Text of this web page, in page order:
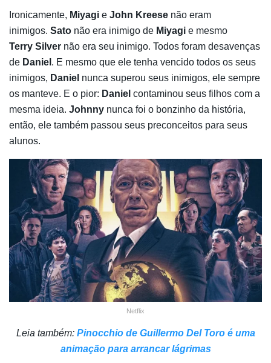
Ironicamente, Miyagi e John Kreese não eram
inimigos. Sato não era inimigo de Miyagi e mesmo
Terry Silver não era seu inimigo. Todos foram desavenças
de Daniel . E mesmo que ele tenha vencido todos os seus
inimigos, Daniel nunca superou seus inimigos, ele sempre
os manteve. E o pior: Daniel contaminou seus filhos com a
mesma ideia. Johnny nunca foi o bonzinho da história,
então, ele também passou seus preconceitos para seus
alunos.
Netflix
Leia também: Pinocchio de Guillermo Del Toro é uma
animação para arrancar lágrimas